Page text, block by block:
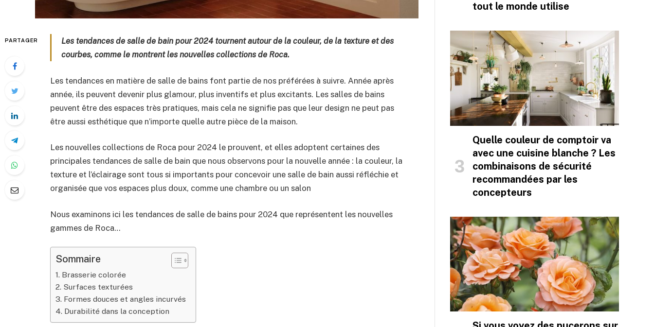
PARTAGER
Les tendances de salle de bain pour 2024 tournent autour de la couleur, de la texture et des
courbes, comme le montrent les nouvelles collections de Roca.
Les tendances en matière de salle de bains font partie de nos préférées à suivre. Année après
année, ils peuvent devenir plus glamour, plus inventifs et plus excitants. Les salles de bains
peuvent être des espaces très pratiques, mais cela ne signifie pas que leur design ne peut pas
être aussi esthétique que n’importe quelle autre pièce de la maison.
Les nouvelles collections de Roca pour 2024 le prouvent, et elles adoptent certaines des
principales tendances de salle de bain que nous observons pour la nouvelle année : la couleur, la
texture et l’éclairage sont tous si importants pour concevoir une salle de bain aussi réfléchie et
organisée que vos espaces plus doux, comme une chambre ou un salon
Nous examinons ici les tendances de salle de bains pour 2024 que représentent les nouvelles
gammes de Roca…
Sommaire
1. Brasserie colorée
2. Surfaces texturées
3. Formes douces et angles incurvés
4. Durabilité dans la conception
tout le monde utilise
Quelle couleur de comptoir va
avec une cuisine blanche ? Les
combinaisons de sécurité
recommandées par les
concepteurs